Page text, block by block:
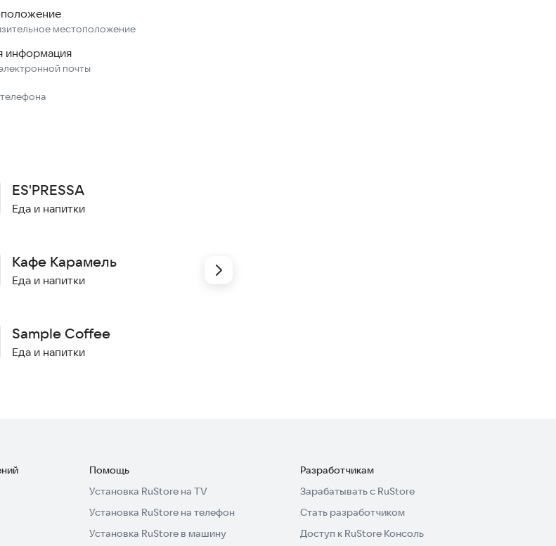
заказа. Следите за состоянием
до 100% от суммы заказа!
и радуйте себя
местоположение
информация
почты
ES'PRESSA
Еда и напитки
Кафе Карамель
Еда и напитки
Sample Coffee
Еда и напитки
Помощь
Установка RuStore на TV
Установка RuStore на телефон
Установка RuStore в машину
Разработчикам
Зарабатывать с RuStore
Стать разработчиком
Доступ к RuStore Консоль